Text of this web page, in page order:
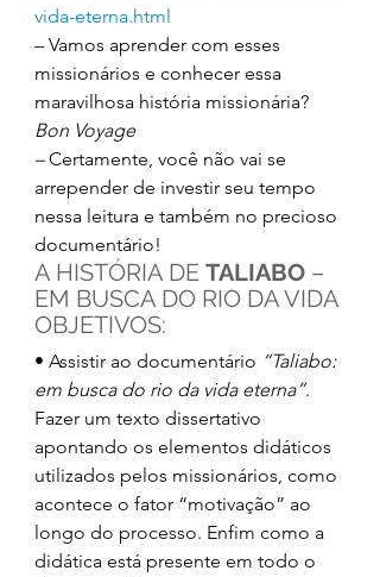
vida-eterna.html
– Vamos aprender com esses
missionários e conhecer essa
maravilhosa história missionária?
Bon Voyage
– Certamente, você não vai se
arrepender de investir seu tempo
nessa leitura e também no precioso
documentário!
A HISTÓRIA DE TALIABO –
EM BUSCA DO RIO DA VIDA
OBJETIVOS:
• Assistir ao documentário “Taliabo:
em busca do rio da vida eterna”.
Fazer um texto dissertativo
apontando os elementos didáticos
utilizados pelos missionários, como
acontece o fator “motivação” ao
longo do processo. Enfim como a
didática está presente em todo o